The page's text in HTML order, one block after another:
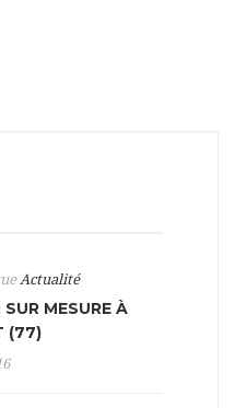
Actualité
MESURE À
(77)